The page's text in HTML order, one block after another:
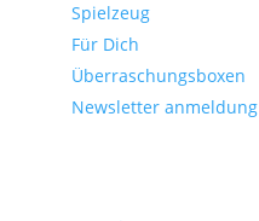
Spielzeug
Für Dich
Überraschungsboxen
Newsletter anmeldung